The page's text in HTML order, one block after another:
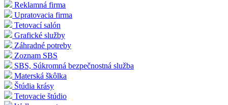
Reklamná firma
Upratovacia firma
Tetovací salón
Grafické služby
Záhradné potreby
Zoznam SBS
SBS, Súkromná bezpečnostná služba
Materská škôlka
Štúdia krásy
Tetovacie štúdio